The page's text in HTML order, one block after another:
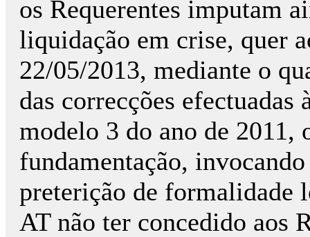
os Requerentes imputam
liquidação em crise, quer
22/05/2013, mediante o
das correcções efectuadas
modelo 3 do ano de 2011,
fundamentação,
preterição de formalidade
AT não ter concedido aos